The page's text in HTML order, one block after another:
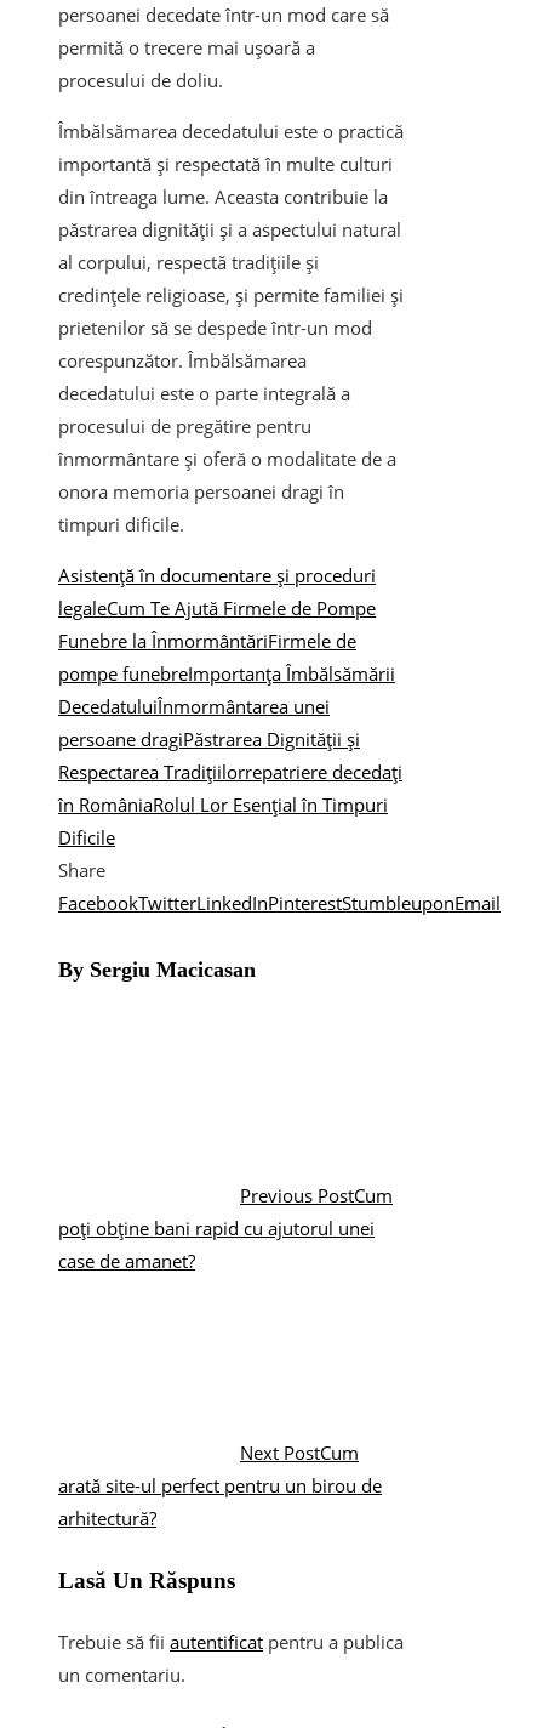
persoanei decedate într-un mod care să
permită o trecere mai ușoară a
procesului de doliu.
Îmbălsămarea decedatului este o practică
importantă și respectată în multe culturi
din întreaga lume. Aceasta contribuie la
păstrarea dignității și a aspectului natural
al corpului, respectă tradițiile și
credințele religioase, și permite familiei și
prietenilor să se despede într-un mod
corespunzător. Îmbălsămarea
decedatului este o parte integrală a
procesului de pregătire pentru
înmormântare și oferă o modalitate de a
onora memoria persoanei dragi în
timpuri dificile.
Asistență în documentare și proceduri
legaleCum Te Ajută Firmele de Pompe
Funebre la ÎnmormântăriFirmele de
pompe funebreImportanța Îmbălsămării
DecedatuluiÎnmormântarea unei
persoane dragiPăstrarea Dignității și
Respectarea Tradițiilorrepatriere decedați
în RomâniaRolul Lor Esențial în Timpuri
Dificile
Share
FacebookTwitterLinkedInPinterestStumbleuponEmail
By Sergiu Macicasan
Previous PostCum
poți obține bani rapid cu ajutorul unei
case de amanet?
Next PostCum
arată site-ul perfect pentru un birou de
arhitectură?
Lasă Un Răspuns
Trebuie să fii autentificat pentru a publica
un comentariu.